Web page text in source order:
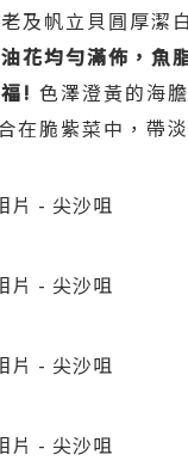
及帆立貝㘣厚潔
花均勻滿佈，魚
! 色澤澄黃的海
在脆紫菜中，帶